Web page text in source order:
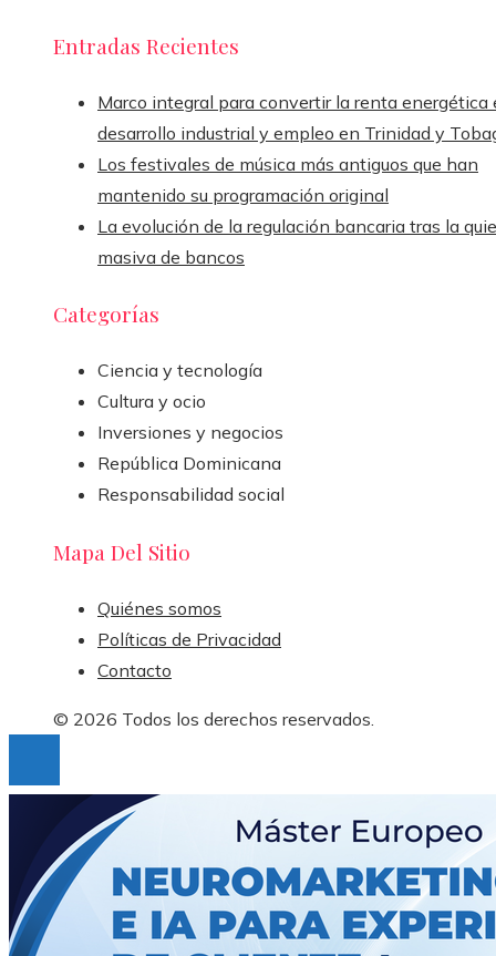
Entradas Recientes
Marco integral para convertir la renta energética
desarrollo industrial y empleo en Trinidad y
Los festivales de música más antiguos que han
mantenido su programación original
La evolución de la regulación bancaria tras la
masiva de bancos
Categorías
Ciencia y tecnología
Cultura y ocio
Inversiones y negocios
República Dominicana
Responsabilidad social
Mapa Del Sitio
Quiénes somos
Políticas de Privacidad
Contacto
© 2026 Todos los derechos reservados.